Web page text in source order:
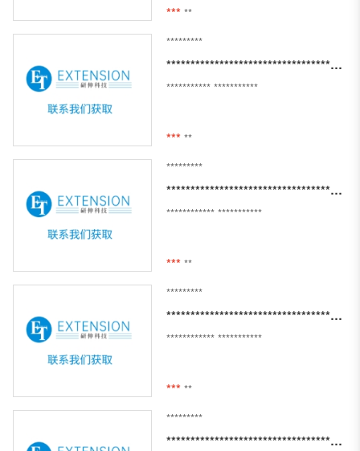
*** **
*********
**************************************************
*********** ***********
*** **
*********
**************************************************
************ ***********
*** **
*********
*********************************************
************ ***********
*** **
*********
************************************************************************************************